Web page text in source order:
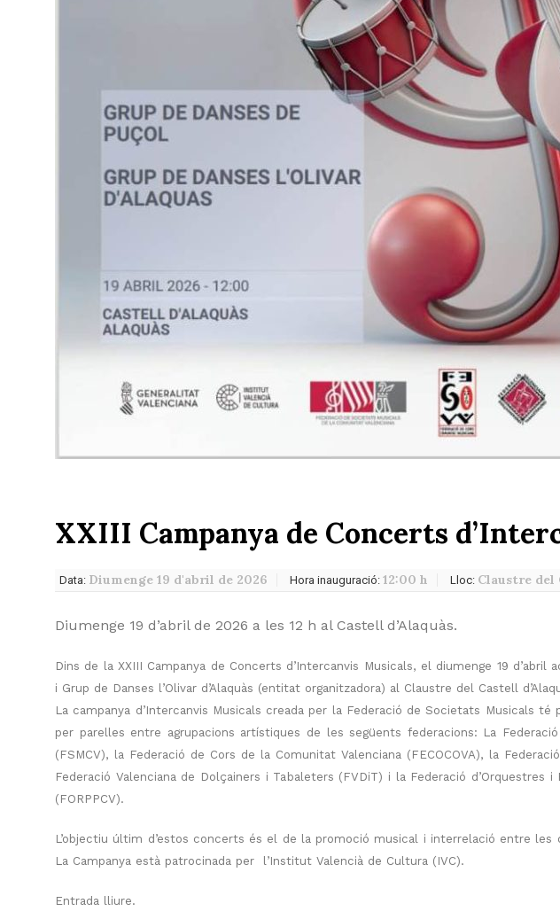
XXIII Campanya de Concerts
Data: Diumenge 19 d'abril de 2026 Hora inauguració: 12:00 h Lloc: Claustre del
Diumenge 19 d’abril de 2026 a les 12 h al Castell d’Alaquàs.
Dins de la XXIII Campanya de Concerts d’Intercanvis Musicals, el diumenge 19
i Grup de Danses l’Olivar d’Alaquàs (entitat organitzadora) al Claustre del Castell
La campanya d’Intercanvis Musicals creada per la Federació de Societats Musicals
per parelles entre agrupacions artístiques de les següents federacions: La
(FSMCV), la Federació de Cors de la Comunitat Valenciana (FECOCOVA), la
Federació Valenciana de Dolçainers i Tabaleters (FVDiT) i la Federació d’Orquestres
(FORPPCV).
L’objectiu últim d’estos concerts és el de la promoció musical i interrelació entre
La Campanya està patrocinada per l’Institut Valencià de Cultura (IVC).
Entrada lliure.